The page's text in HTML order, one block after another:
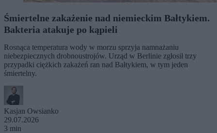
Śmiertelne zakażenie nad niemieckim Bałtykiem.
Bakteria atakuje po kąpieli
Rosnąca temperatura wody w morzu sprzyja namnażaniu
niebezpiecznych drobnoustrojów. Urząd w Berlinie zgłosił trzy
przypadki ciężkich zakażeń ran nad Bałtykiem, w tym jeden
śmiertelny.
Kasjan Owsianko
29.07.2026
3 min